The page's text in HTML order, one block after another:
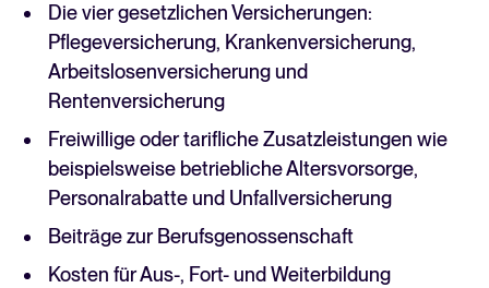
Die vier gesetzlichen Versicherungen:
Pflegeversicherung, Krankenversicherung,
Arbeitslosenversicherung und
Rentenversicherung
Freiwillige oder tarifliche Zusatzleistungen wie
beispielsweise betriebliche Altersvorsorge,
Personalrabatte und Unfallversicherung
Beiträge zur Berufsgenossenschaft
Kosten für Aus-, Fort- und Weiterbildung